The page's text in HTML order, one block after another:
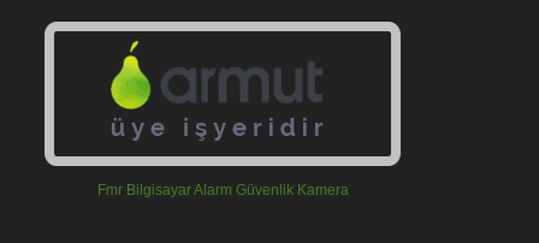
Fmr Bilgisayar Alarm Güvenlik Kamera